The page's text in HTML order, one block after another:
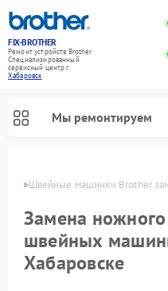
FIX-BROTHER
Ремонт устройств Brother
Специализированный
cервисный центр г.
Хабаровск
Мы ремонтируем
Швейные машинки Brother
Замена
швейных
Хабаровске